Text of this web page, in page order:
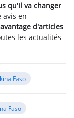
qu'il va changer
avis en
d'articles
les actualités
Faso
Faso